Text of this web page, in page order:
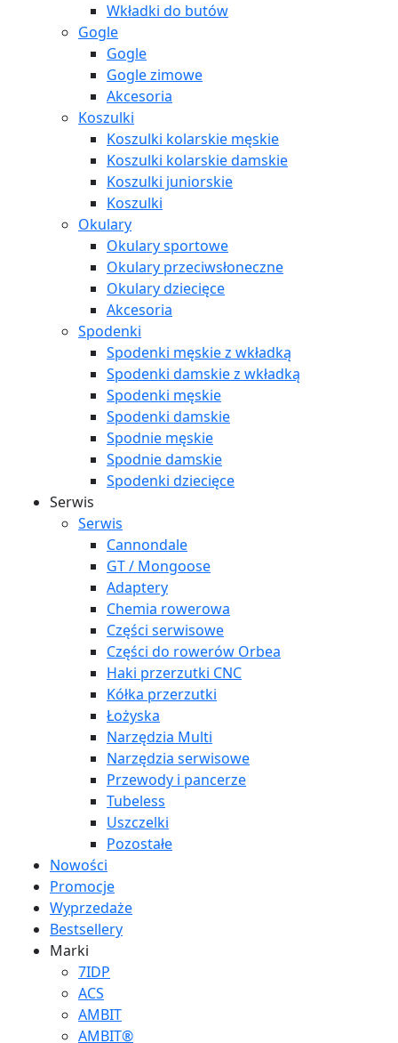
Wkładki do butów
Gogle
Gogle
Gogle zimowe
Akcesoria
Koszulki
Koszulki kolarskie męskie
Koszulki kolarskie damskie
Koszulki juniorskie
Koszulki
Okulary
Okulary sportowe
Okulary przeciwsłoneczne
Okulary dziecięce
Akcesoria
Spodenki
Spodenki męskie z wkładką
Spodenki damskie z wkładką
Spodenki męskie
Spodenki damskie
Spodnie męskie
Spodnie damskie
Spodenki dziecięce
Serwis
Serwis
Cannondale
GT / Mongoose
Adaptery
Chemia rowerowa
Części serwisowe
Części do rowerów Orbea
Haki przerzutki CNC
Kółka przerzutki
Łożyska
Narzędzia Multi
Narzędzia serwisowe
Przewody i pancerze
Tubeless
Uszczelki
Pozostałe
Nowości
Promocje
Wyprzedaże
Bestsellery
Marki
7IDP
ACS
AMBIT
AMBIT®